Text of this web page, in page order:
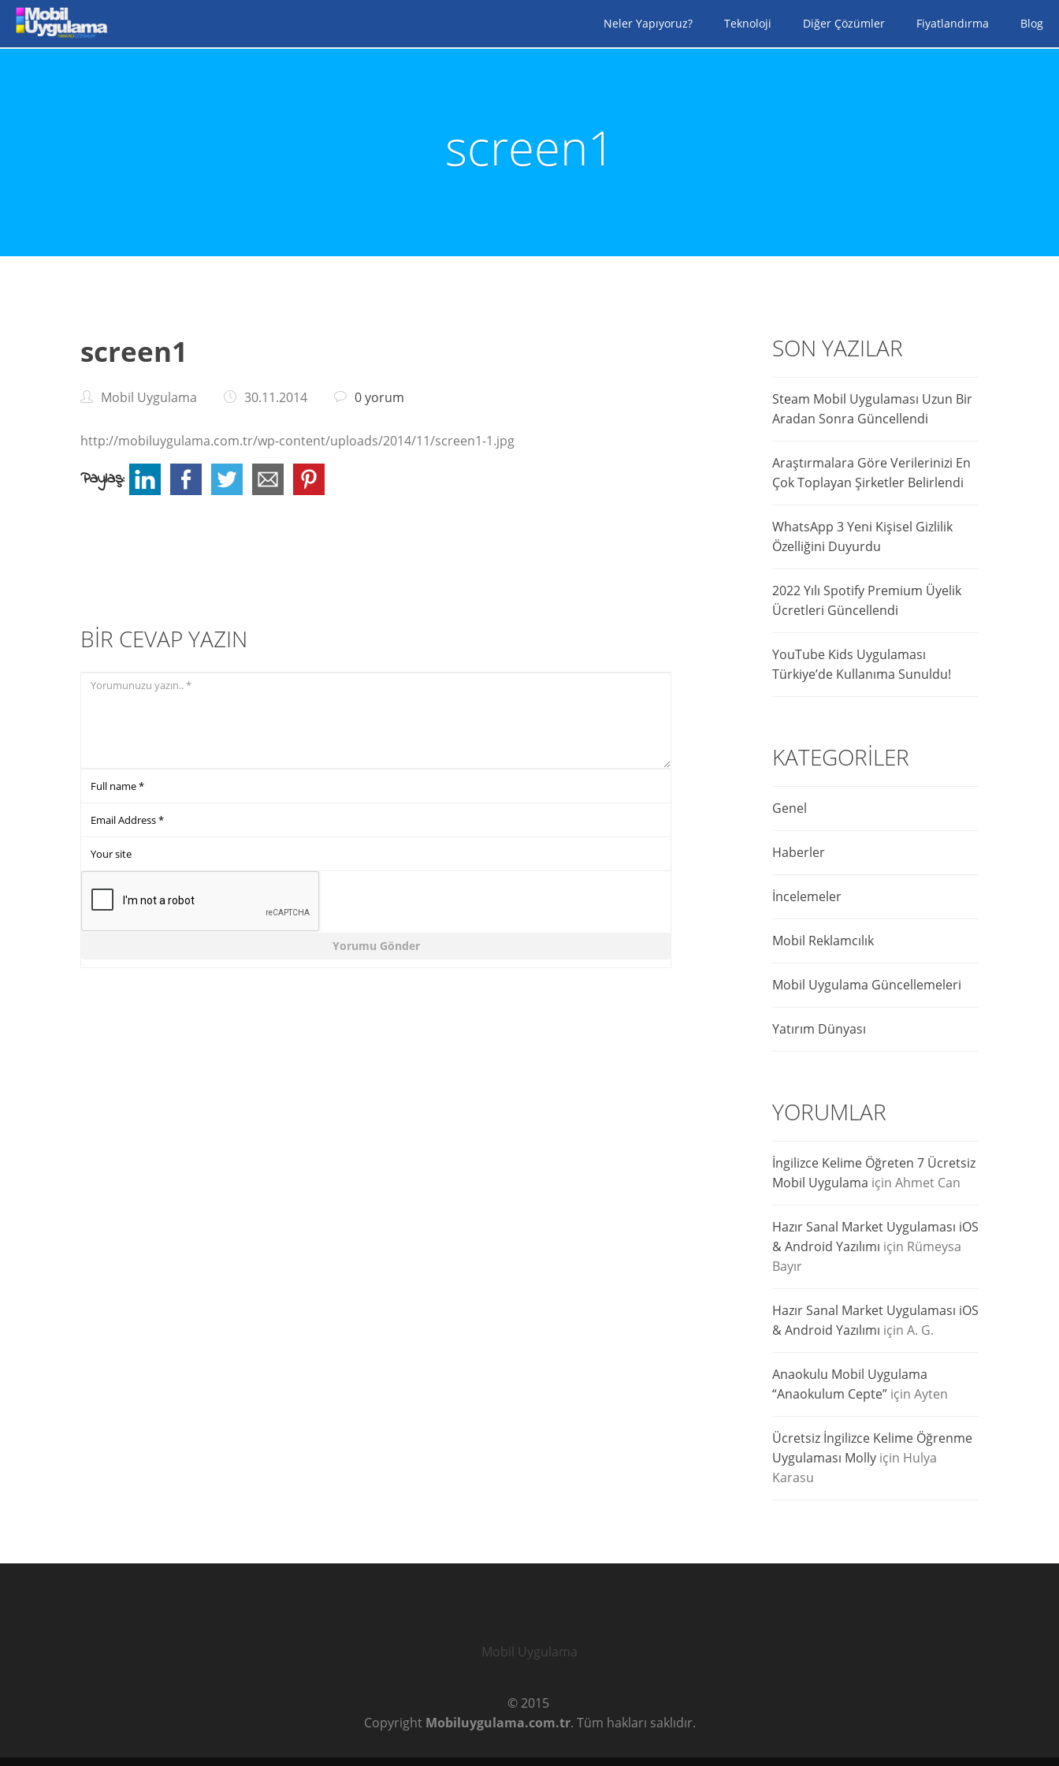
Neler Yapıyoruz? Teknoloji Diğer Çözümler Fiyatlandırma Blog
screen1
screen1
Mobil Uygulama 30.11.2014 0 yorum
http://mobiluygulama.com.tr/wp-content/uploads/2014/11/screen1-1.jpg
Paylaş:
BIR CEVAP YAZIN
SON YAZILAR
Steam Mobil Uygulaması Uzun Bir
Aradan Sonra Güncellendi
Araştırmalara Göre Verilerinizi En
Çok Toplayan Şirketler Belirlendi
WhatsApp 3 Yeni Kişisel Gizlilik
Özelliğini Duyurdu
2022 Yılı Spotify Premium Üyelik
Ücretleri Güncellendi
YouTube Kids Uygulaması
Türkiye’de Kullanıma Sunuldu!
KATEGORILER
Genel
Haberler
İncelemeler
Mobil Reklamcılık
Mobil Uygulama Güncellemeleri
Yatırım Dünyası
YORUMLAR
İngilizce Kelime Öğreten 7 Ücretsiz
Mobil Uygulama için Ahmet Can
Hazır Sanal Market Uygulaması iOS
& Android Yazılımı için Rümeysa
Bayır
Hazır Sanal Market Uygulaması iOS
& Android Yazılımı için A. G.
Anaokulu Mobil Uygulama
“Anaokulum Cepte”için Ayten
Ücretsiz İngilizce Kelime Öğrenme
Uygulaması Mollyiçin Hulya
Karasu
Mobil Uygulama
© 2015
Copyright Mobiluygulama.com.tr. Tüm hakları saklıdır.